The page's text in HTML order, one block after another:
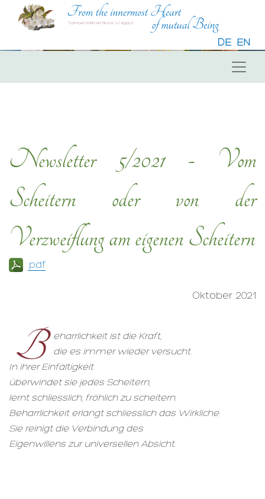
DE EN
Newsletter 5/2021 - Vom
Scheitern oder von der
Verzweiflung am eigenen Scheitern
.pdf
Oktober 2021
B
eharrlichkeit ist die Kraft,
die es immer wieder versucht.
In ihrer Einfältigkeit
überwindet sie jedes Scheitern,
lernt schliesslich, fröhlich zu scheitern.
Beharrlichkeit erlangt schliesslich das Wirkliche.
Sie reinigt die Verbindung des
Eigenwillens zur universellen Absicht.